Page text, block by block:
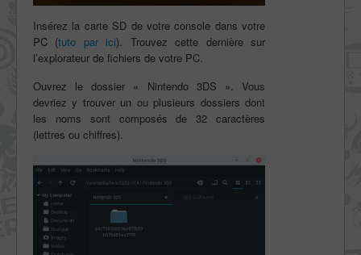
Insérez la carte SD de votre console dans votre
PC (tuto par ici). Trouvez cette dernière sur
l’explorateur de fichiers de votre PC.
Ouvrez le dossier « Nintendo 3DS ». Vous
devriez y trouver un ou plusieurs dossiers dont
les noms sont composés de 32 caractères
(lettres ou chiffres).